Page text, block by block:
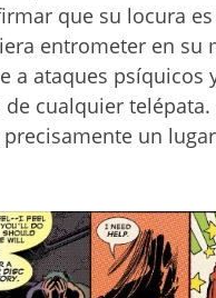
que su locura
entrometer en su
a ataques psíquicos
cualquier telépata.
un